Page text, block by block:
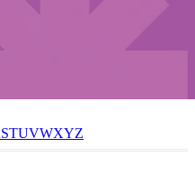
STUVWXYZ